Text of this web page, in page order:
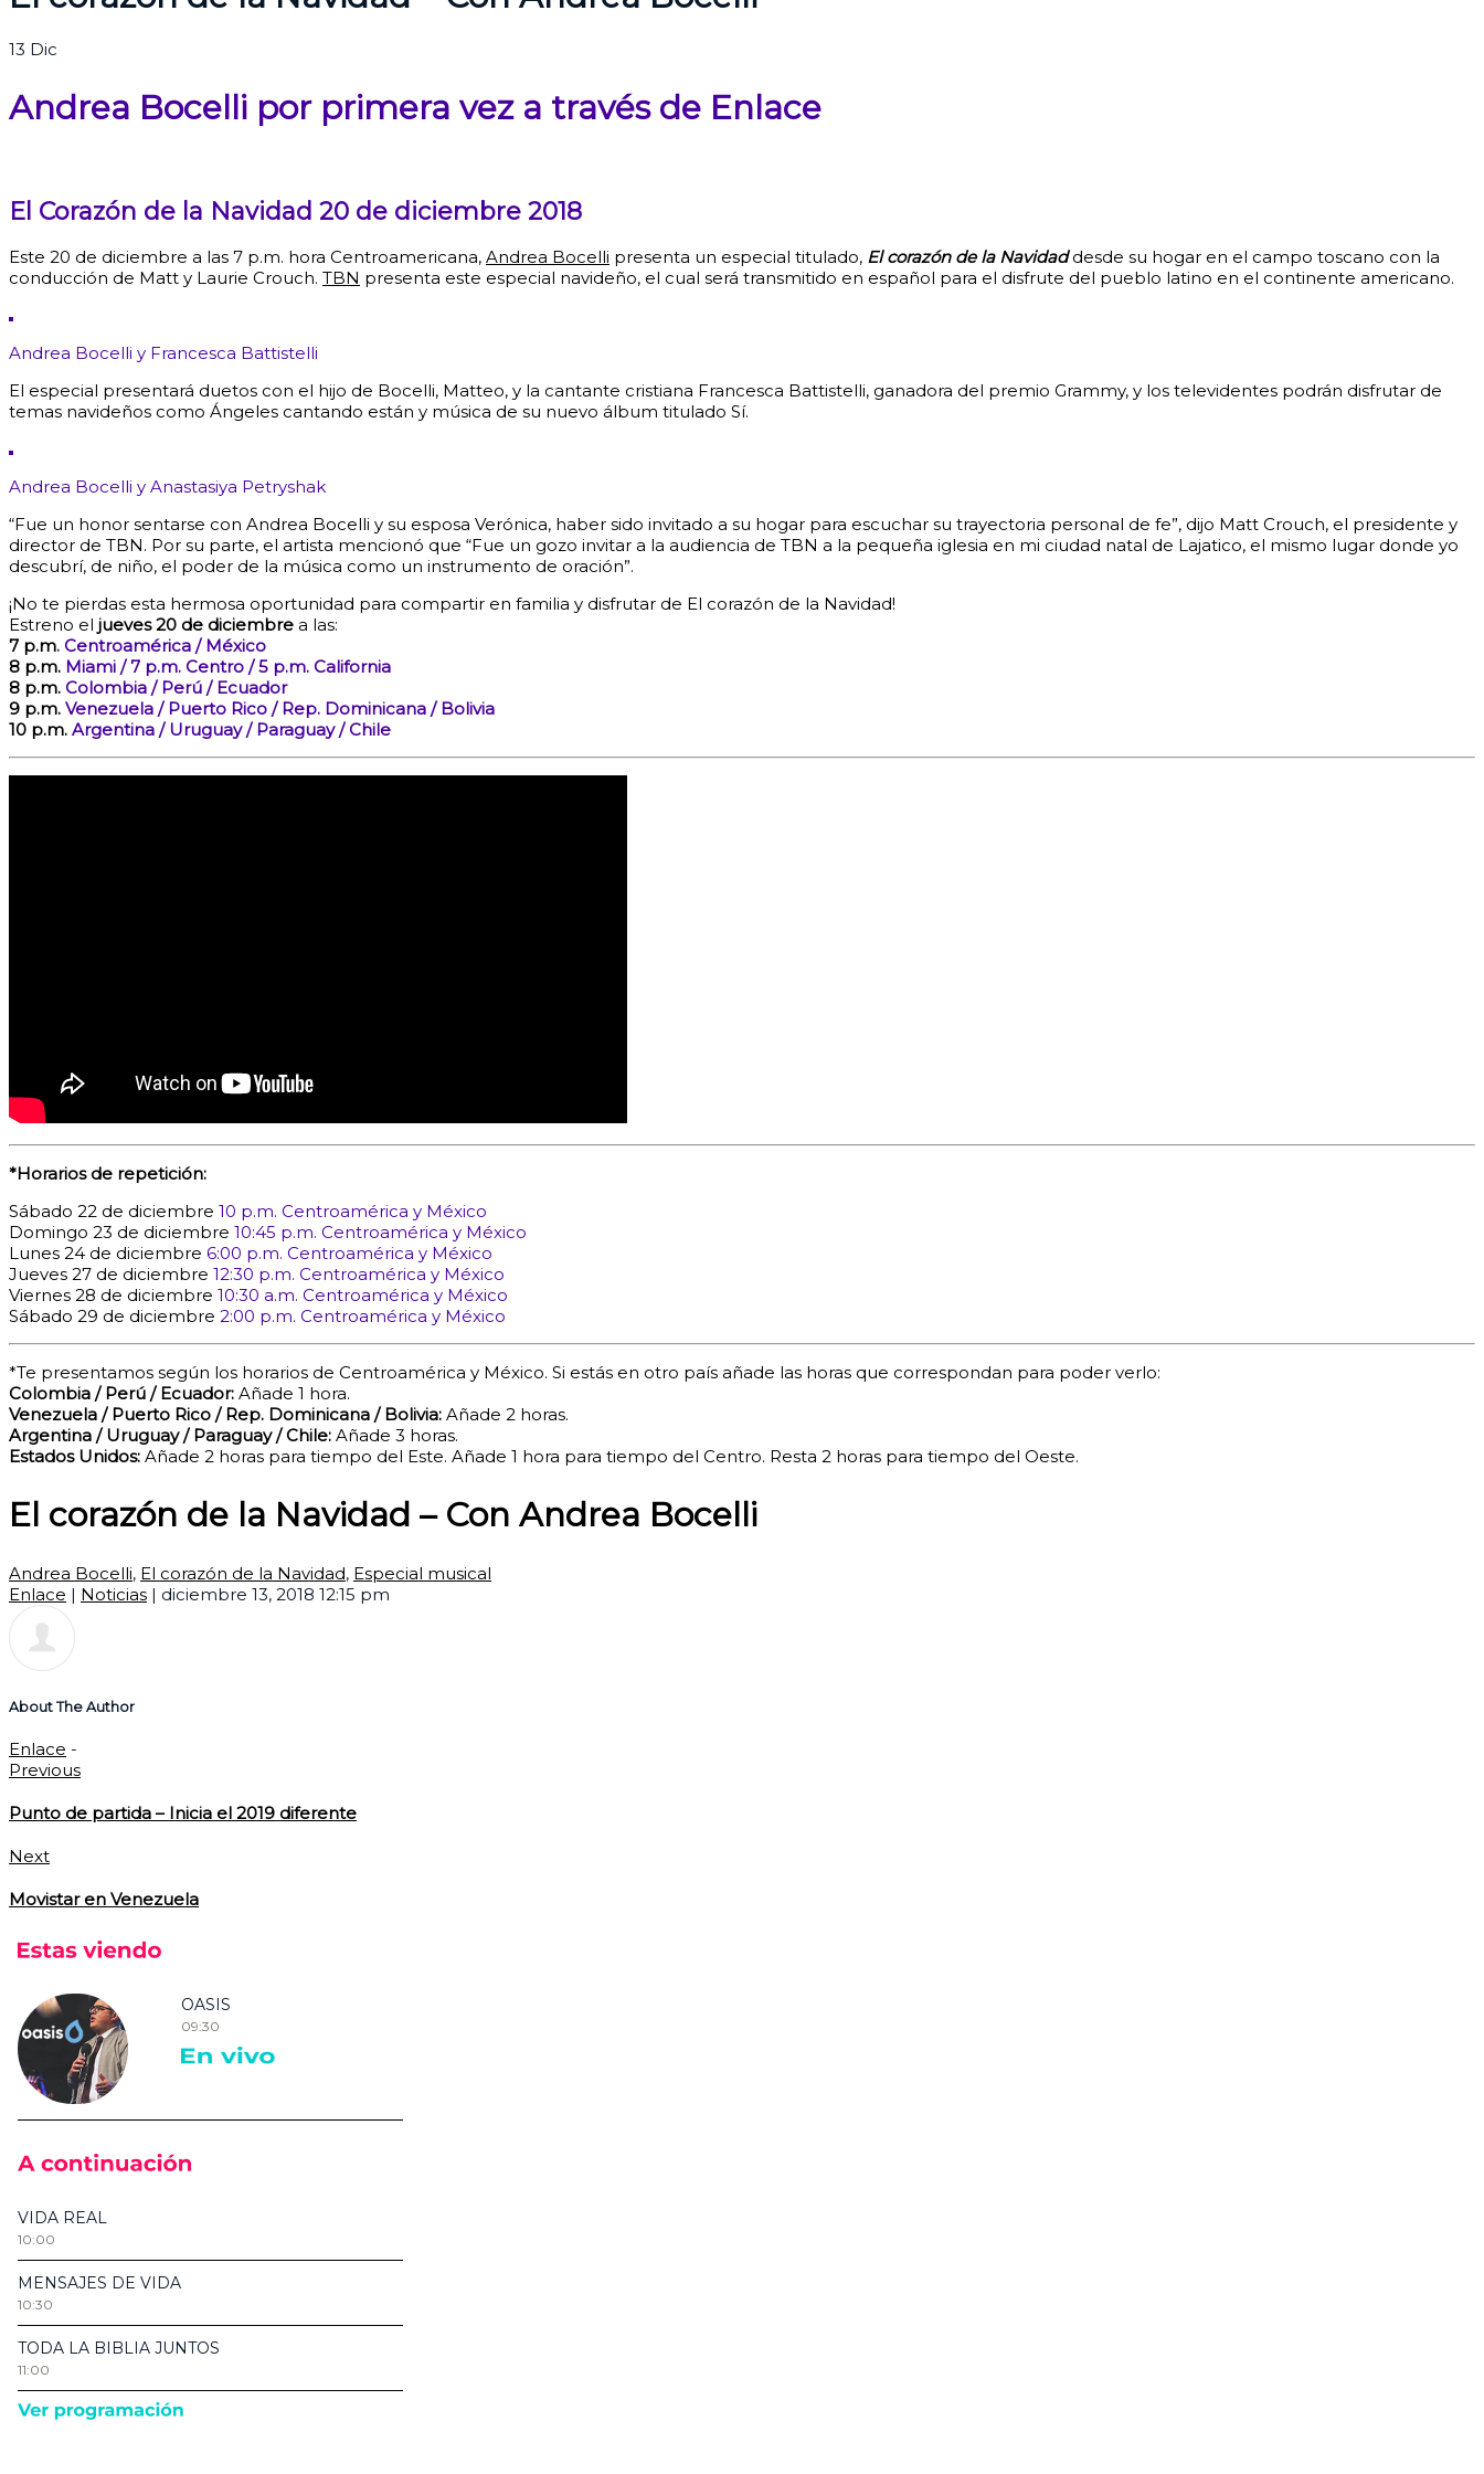
13 Dic
Andrea Bocelli por primera vez a través de Enlace
El Corazón de la Navidad 20 de diciembre 2018
Este 20 de diciembre a las 7 p.m. hora Centroamericana, Andrea Bocelli presenta un especial titulado, El corazón de la Navidad desde su hogar en el campo toscano con la
conducción de Matt y Laurie Crouch. TBN presenta este especial navideño, el cual será transmitido en español para el disfrute del pueblo latino en el continente americano.
Andrea Bocelli y Francesca Battistelli
El especial presentará duetos con el hijo de Bocelli, Matteo, y la cantante cristiana Francesca Battistelli, ganadora del premio Grammy, y los televidentes podrán disfrutar de
temas navideños como Ángeles cantando están y música de su nuevo álbum titulado Sí.
Andrea Bocelli y Anastasiya Petryshak
“Fue un honor sentarse con Andrea Bocelli y su esposa Verónica, haber sido invitado a su hogar para escuchar su trayectoria personal de fe”, dijo Matt Crouch, el presidente y
director de TBN. Por su parte, el artista mencionó que “Fue un gozo invitar a la audiencia de TBN a la pequeña iglesia en mi ciudad natal de Lajatico, el mismo lugar donde yo
descubrí, de niño, el poder de la música como un instrumento de oración”.
¡No te pierdas esta hermosa oportunidad para compartir en familia y disfrutar de El corazón de la Navidad!
Estreno el jueves 20 de diciembre a las:
7 p.m. Centroamérica / México
8 p.m. Miami / 7 p.m. Centro / 5 p.m. California
8 p.m. Colombia / Perú / Ecuador
9 p.m. Venezuela / Puerto Rico / Rep. Dominicana / Bolivia
10 p.m. Argentina / Uruguay / Paraguay / Chile
*Horarios de repetición:
Sábado 22 de diciembre 10 p.m. Centroamérica y México
Domingo 23 de diciembre 10:45 p.m. Centroamérica y México
Lunes 24 de diciembre 6:00 p.m. Centroamérica y México
Jueves 27 de diciembre 12:30 p.m. Centroamérica y México
Viernes 28 de diciembre 10:30 a.m. Centroamérica y México
Sábado 29 de diciembre 2:00 p.m. Centroamérica y México
*Te presentamos según los horarios de Centroamérica y México. Si estás en otro país añade las horas que correspondan para poder verlo:
Colombia / Perú / Ecuador: Añade 1 hora.
Venezuela / Puerto Rico / Rep. Dominicana / Bolivia: Añade 2 horas.
Argentina / Uruguay / Paraguay / Chile: Añade 3 horas.
Estados Unidos: Añade 2 horas para tiempo del Este. Añade 1 hora para tiempo del Centro. Resta 2 horas para tiempo del Oeste.
El corazón de la Navidad – Con Andrea Bocelli
Andrea Bocelli, El corazón de la Navidad, Especial musical
Enlace | Noticias | diciembre 13, 2018 12:15 pm
About The Author
Enlace -
Previous
Punto de partida – Inicia el 2019 diferente
Next
Movistar en Venezuela